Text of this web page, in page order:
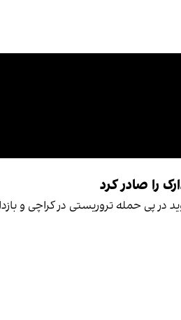
را صادر کرد
در پی حمله تروریستی در کراچی و